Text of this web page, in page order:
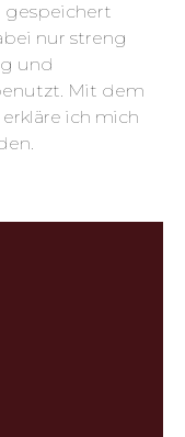
gespeichert
nur streng
und
Mit dem
ich mich